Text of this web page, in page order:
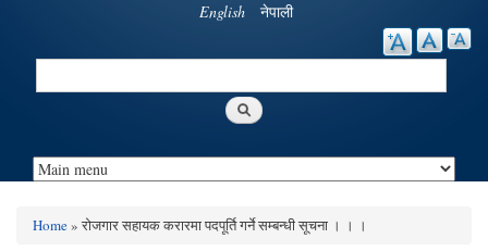
English नेपाली
Search
Home» रोजगार सहायक करारमा पदपूर्ति गर्ने सम्बन्धी सूचना । । ।